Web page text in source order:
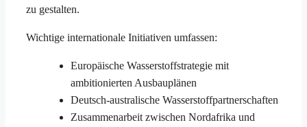
zu gestalten.
Wichtige internationale Initiativen umfassen:
Europäische Wasserstoffstrategie mit
ambitionierten Ausbauplänen
Deutsch-australische Wasserstoffpartnerschaften
Zusammenarbeit zwischen Nordafrika und